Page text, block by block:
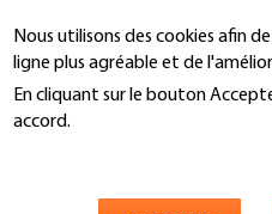
Nous utilisons des cookies afin
ligne plus agréable et de
En cliquant sur le bouton
accord.
au
contenu
principal
You